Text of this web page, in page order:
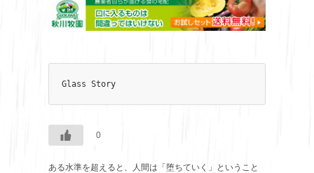
Glass Story
0
ある水準を超えると、人間は「堕ちていく」ということ